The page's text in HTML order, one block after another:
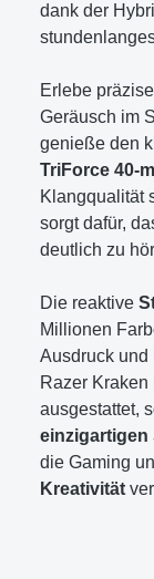
dank der
Erlebe
Geräusch im
genieße den
TriForce 40-
Klangqualität
sorgt dafür,
deutlich zu
Die reaktive
Millionen
Ausdruck und
Razer
ausgestattet,
einzigartigen
die Gaming
Kreativität